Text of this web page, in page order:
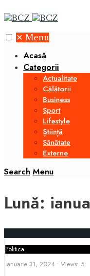
✕ Menu
Acasă
Categorii
Actualitate
Călătorii
Business
Sport
Lifestyle
Știință
Sănătate
Externe
Search Menu
Lună:
Politica
ianuarie 31, 2024 • Views: 5